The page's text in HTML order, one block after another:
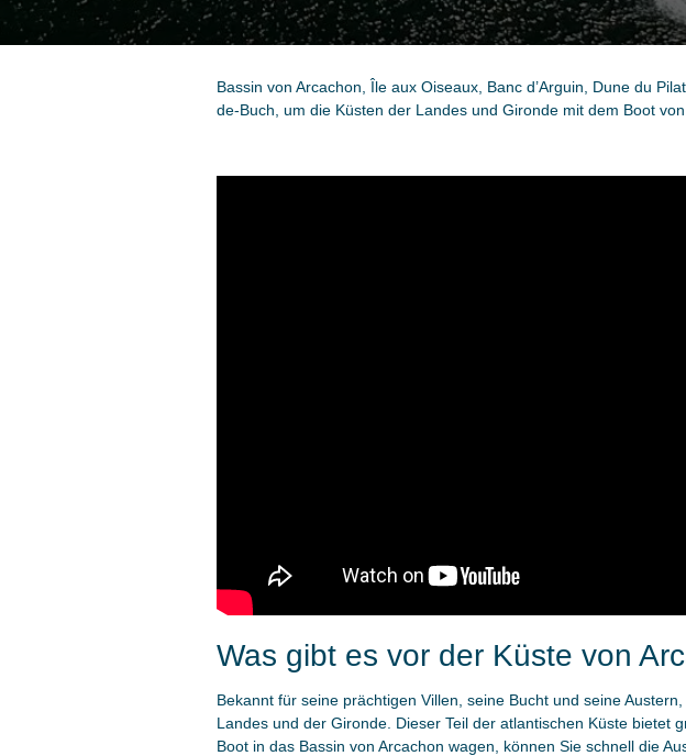
Bassin von Arcachon, Île aux Oiseaux, Banc d’Arguin, Dune du
de-Buch, um die Küsten der Landes und Gironde mit dem Boot
Was gibt es vor der Küste von
Bekannt für seine prächtigen Villen, seine Bucht und seine
Landes und der Gironde. Dieser Teil der atlantischen Küste bietet
Boot in das Bassin von Arcachon wagen, können Sie schnell die